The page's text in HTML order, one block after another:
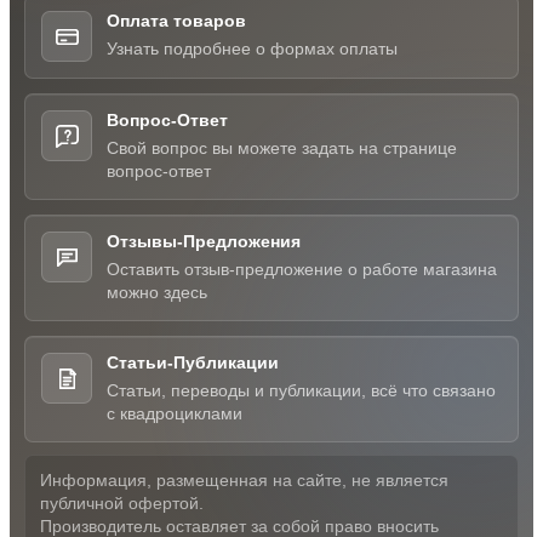
Оплата товаров
Узнать подробнее о формах оплаты
Вопрос-Ответ
Свой вопрос вы можете задать на странице
вопрос-ответ
Отзывы-Предложения
Оставить отзыв-предложение о работе магазина
можно здесь
Статьи-Публикации
Статьи, переводы и публикации, всё что связано
с квадроциклами
Информация, размещенная на сайте, не является
публичной офертой.
Производитель оставляет за собой право вносить